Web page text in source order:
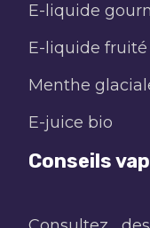
E-liquide
E-liquide fruité
Menthe
E-juice bio
Conseils